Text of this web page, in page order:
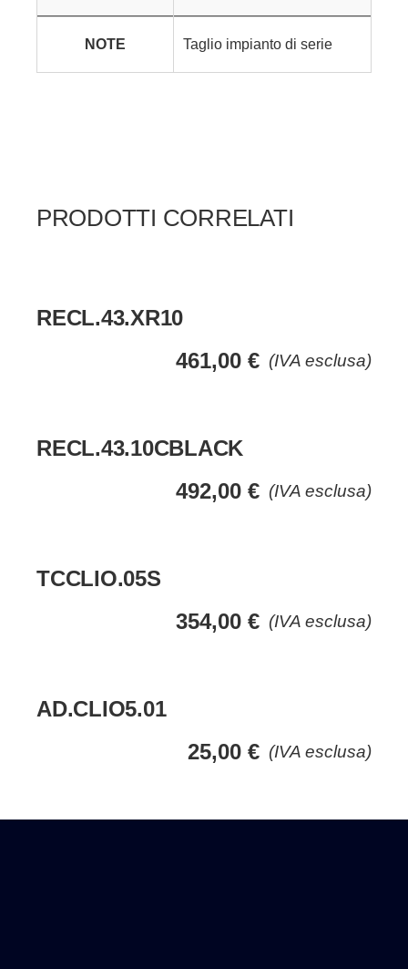
NOTE Taglio impianto di serie
PRODOTTI CORRELATI
RECL.43.XR10
(IVA esclusa)
461,00 €
RECL.43.10CBLACK
(IVA esclusa)
492,00 €
TCCLIO.05S
(IVA esclusa)
354,00 €
AD.CLIO5.01
(IVA esclusa)
25,00 €